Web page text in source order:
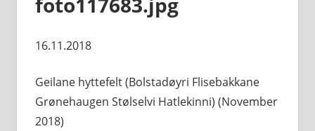
16.11.2018
Geilane hyttefelt (Bolstadøyri Flisebakkane
Grønehaugen Stølselvi Hatlekinni) (November
2018)